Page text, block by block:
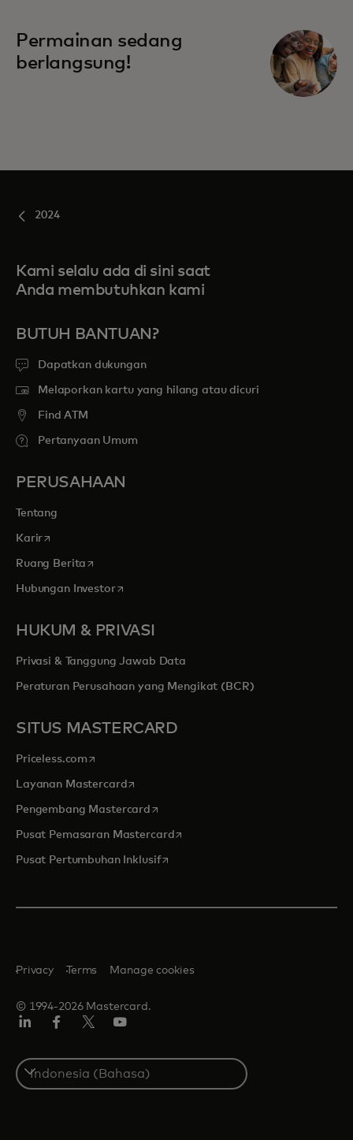
Permainan sedang
berlangsung!
2024
Kami selalu ada di sini saat
Anda membutuhkan kami
BUTUH BANTUAN?
Dapatkan dukungan
Melaporkan kartu yang hilang atau dicuri
Find ATM
Pertanyaan Umum
PERUSAHAAN
Tentang
Kariropens in a new tab
Ruang Berita opens in a new tab
Hubungan Investoropens in a new tab
HUKUM & PRIVASI
Privasi & Tanggung Jawab Data
Peraturan Perusahaan yang Mengikat (BCR)
SITUS MASTERCARD
Priceless.com opens in a new tab
Layanan Mastercardopens in a new tab
Pengembang Mastercard opens in a new tab
Pusat Pemasaran Mastercardopens in a new tab
Pusat Pertumbuhan Inklusifopens in a new tab
© 1994-2026 Mastercard.
Privacy Terms Manage cookies
Select
a
country